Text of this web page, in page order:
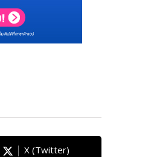
X (Twitter)